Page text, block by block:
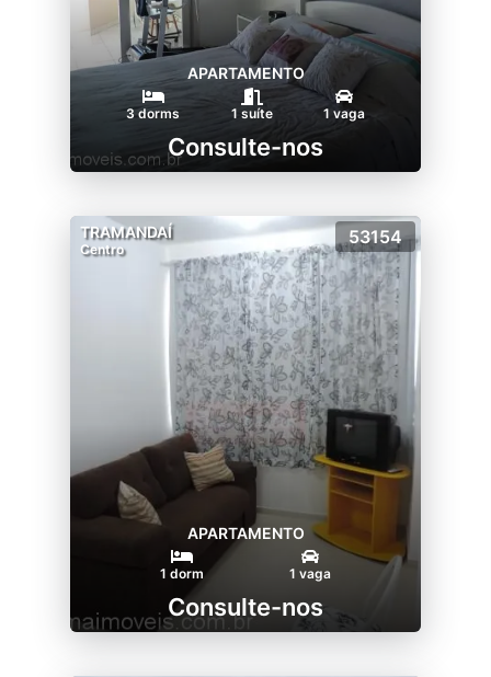
APARTAMENTO
3 dorms 1 suíte 1 vaga
Consulte-nos
TRAMANDAÍ
Centro
53154
APARTAMENTO
1 dorm 1 vaga
Consulte-nos